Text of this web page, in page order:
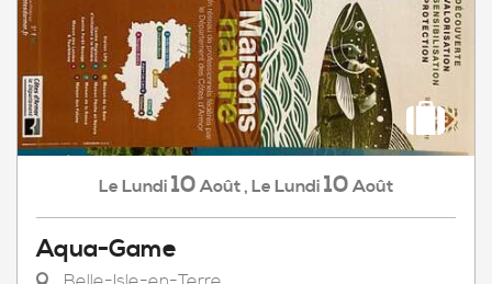
Le Lundi 10 Août, Le Lundi 10 Août
Aqua-Game